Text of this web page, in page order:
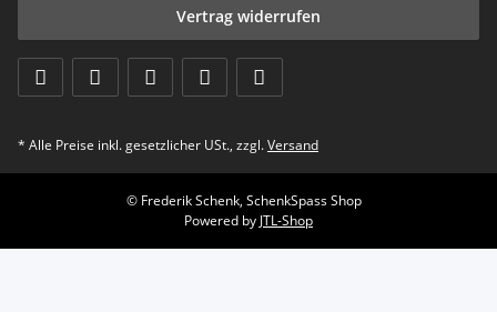
Vertrag widerrufen
* Alle Preise inkl. gesetzlicher USt., zzgl.Versand
© Frederik Schenk, SchenkSpass Shop
Powered by JTL-Shop